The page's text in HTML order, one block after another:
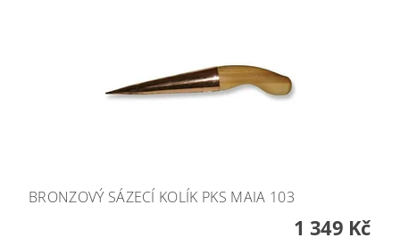
BRONZOVÝ SÁZECÍ KOLÍK PKS MAIA 103
1 349 Kč